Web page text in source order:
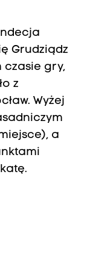
Grudziądz
czasie gry,
z
Wyżej
a